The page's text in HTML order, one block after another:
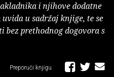
i njihove dodatne
u sadržaj knjige, te se
bez prethodnog dogovora s
Preporuči knjigu